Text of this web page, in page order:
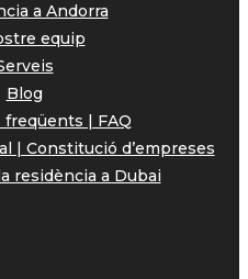
a Andorra
equip
Blog
| FAQ
| Constitució d’empreses
residència a Dubai